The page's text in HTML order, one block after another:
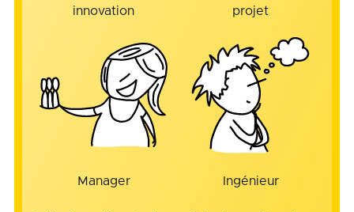
innovation
projet
Manager Ingénieur